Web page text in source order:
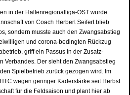
in der Hallenregionalliga-OST wurde
von Coach Herbert Seifert blieb
sondern musste auch den Zwangsabstieg
und corona-bedingten Rückzug
griff ein Passus in der Zusatz-
Verbandes. Der sieht den Zwangsabstieg
Spielbetrieb zurück gezogen wird. Im
wegen geringer Kaderstärke seit Herbst
für die Feldsaison und plant hier ab